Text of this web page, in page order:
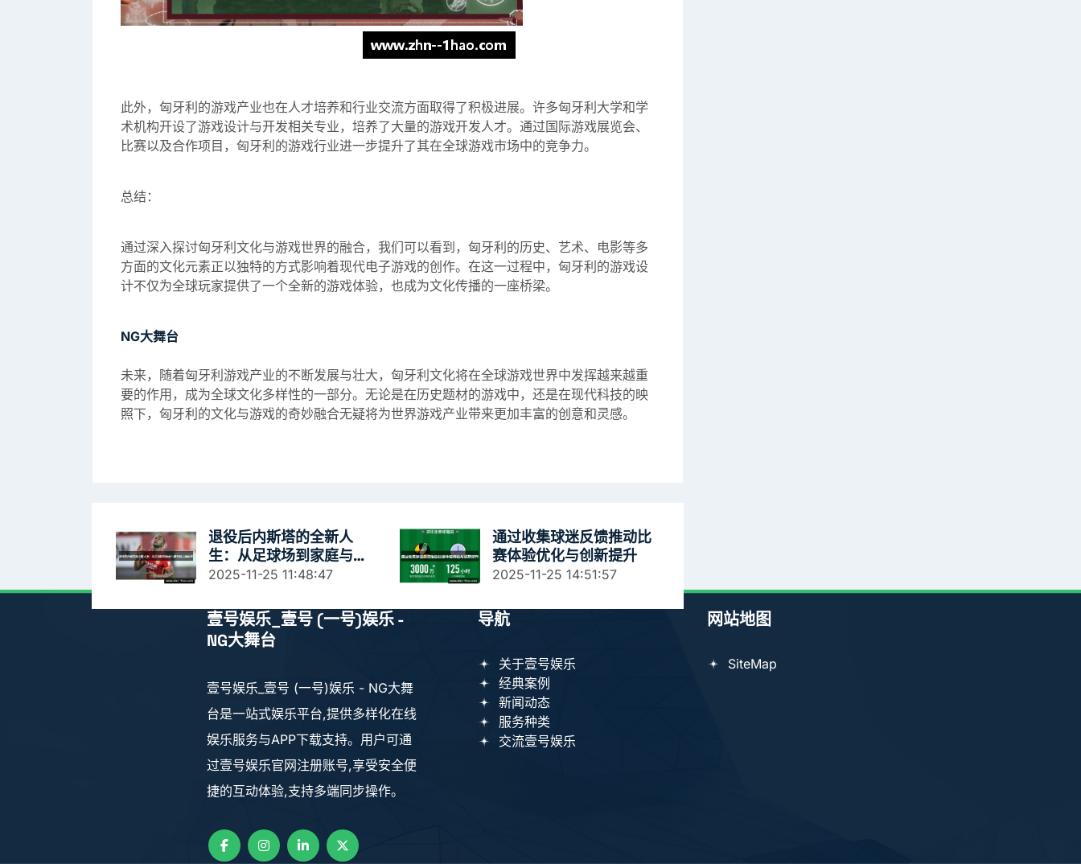
此外，匈牙利的游戏产业也在人才培养和行业交流方面取得了积极进展。许多匈牙利大学和学
术机构开设了游戏设计与开发相关专业，培养了大量的游戏开发人才。通过国际游戏展览会、
比赛以及合作项目，匈牙利的游戏行业进一步提升了其在全球游戏市场中的竞争力。
总结：
通过深入探讨匈牙利文化与游戏世界的融合，我们可以看到，匈牙利的历史、艺术、电影等多
方面的文化元素正以独特的方式影响着现代电子游戏的创作。在这一过程中，匈牙利的游戏设
计不仅为全球玩家提供了一个全新的游戏体验，也成为文化传播的一座桥梁。
NG大舞台
未来，随着匈牙利游戏产业的不断发展与壮大，匈牙利文化将在全球游戏世界中发挥越来越重
要的作用，成为全球文化多样性的一部分。无论是在历史题材的游戏中，还是在现代科技的映
照下，匈牙利的文化与游戏的奇妙融合无疑将为世界游戏产业带来更加丰富的创意和灵感。
退役后内斯塔的全新人
生：从足球场到家庭与事
业的完美转型
2025-11-25 11:48:47
通过收集球迷反馈推动比
赛体验优化与创新提升
2025-11-25 14:51:57
壹号娱乐_壹号 (一号)娱乐 -
NG大舞台
壹号娱乐_壹号 (一号)娱乐 - NG大舞
台是一站式娱乐平台,提供多样化在线
娱乐服务与APP下载支持。用户可通
过壹号娱乐官网注册账号,享受安全便
捷的互动体验,支持多端同步操作。
导航
关于壹号娱乐
经典案例
新闻动态
服务种类
交流壹号娱乐
网站地图
SiteMap